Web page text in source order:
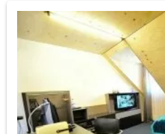
Familienzimmer empfohlen!